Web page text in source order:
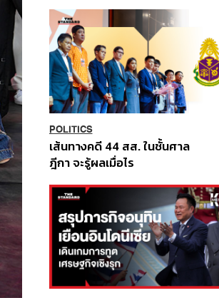
POLITICS
เส้นทางคดี 44 สส. ในชั้นศาล
ฎีกา จะรู้ผลเมื่อไร